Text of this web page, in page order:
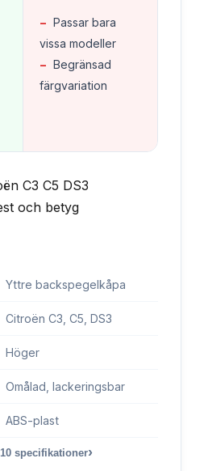
− Passar bara
vissa modeller
− Begränsad
färgvariation
Yttre backspegelkåpa
Citroën C3, C5, DS3
Höger
Omålad, lackeringsbar
ABS-plast
10 specifikationer›